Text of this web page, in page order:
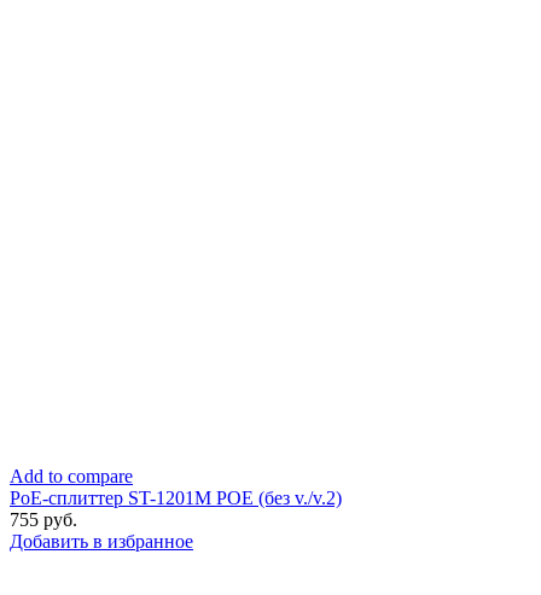
Add to compare
PoE-сплиттер ST-1201M POE (без v./v.2)
755 руб.
Добавить в избранное